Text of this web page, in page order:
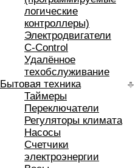
логические
контроллеры)
Электродвигатели
C-Control
Удалённое
техобслуживание
Бытовая техника
Таймеры
Переключатели
Регуляторы климата
Насосы
Счетчики
электроэнергии